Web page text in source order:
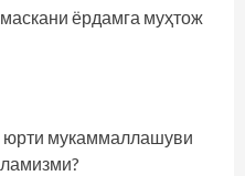
ёрдамга муҳтож
юрти мукаммаллашуви